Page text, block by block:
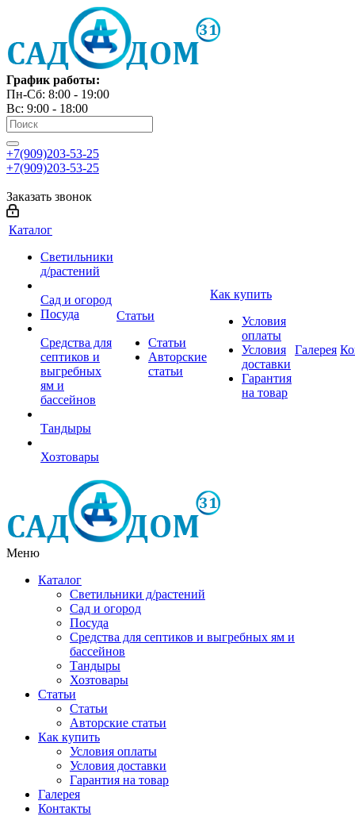
График работы:
Пн-Сб: 8:00 - 19:00
Вс: 9:00 - 18:00
+7(909)203-53-25
+7(909)203-53-25
Заказать звонок
Каталог
Светильники
д/растений
Сад и огород
Посуда
Средства для
септиков и
выгребных
ям и
бассейнов
Тандыры
Хозтовары
Статьи
Статьи
Авторские
статьи
Как купить
Условия
оплаты
Условия
доставки
Гарантия
на товар
Галерея
Меню
Каталог
Светильники д/растений
Сад и огород
Посуда
Средства для септиков и выгребных ям и
бассейнов
Тандыры
Хозтовары
Статьи
Статьи
Авторские статьи
Как купить
Условия оплаты
Условия доставки
Гарантия на товар
Галерея
Контакты